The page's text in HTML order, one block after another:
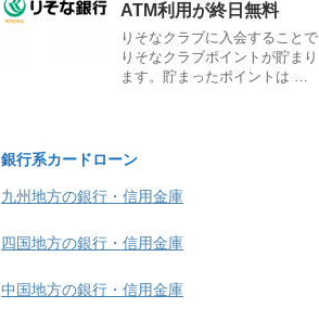
ATM利用が終日無料
りそなクラブに入会することで
りそなクラブポイントが貯まり
ます。貯まったポイントは …
銀行系カードローン
九州地方の銀行・信用金庫
四国地方の銀行・信用金庫
中国地方の銀行・信用金庫